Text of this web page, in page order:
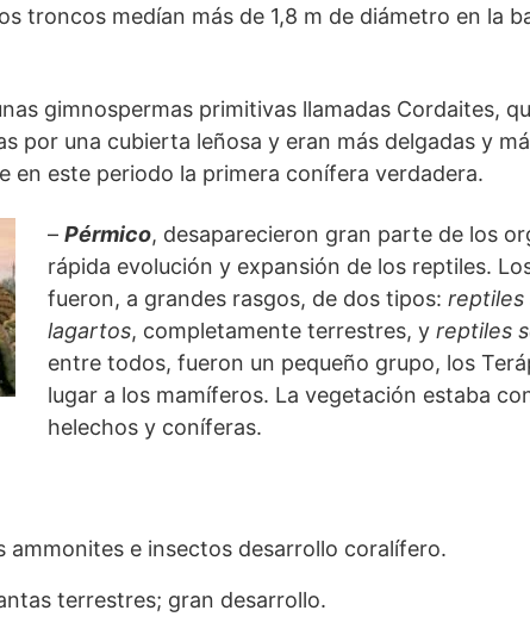
troncos medían más de 1,8 m de diámetro en la
gimnospermas primitivas llamadas Cordaites,
por una cubierta leñosa y eran más delgadas y
en este periodo la primera conífera verdadera.
– Pérmico, desaparecieron gran parte de los
rápida evolución y expansión de los reptiles.
fueron, a grandes rasgos, de dos tipos: reptiles
lagartos, completamente terrestres, y reptiles
entre todos, fueron un pequeño grupo, los
lugar a los mamíferos. La vegetación estaba
helechos y coníferas.
ammonites e insectos desarrollo coralífero.
terrestres; gran desarrollo.